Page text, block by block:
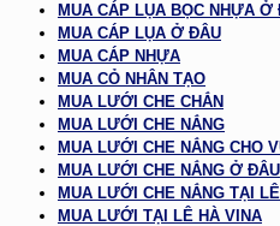
MUA CÁP LỤA BỌC NHỰA Ở
MUA CÁP LỤA Ở ĐÂU
MUA CÁP NHỰA
MUA CỎ NHÂN TẠO
MUA LƯỚI CHE CHẮN
MUA LƯỚI CHE NẮNG
MUA LƯỚI CHE NẮNG CHO
MUA LƯỚI CHE NẮNG Ở ĐÂU
MUA LƯỚI CHE NẮNG TẠI
MUA LƯỚI TẠI LÊ HÀ VINA